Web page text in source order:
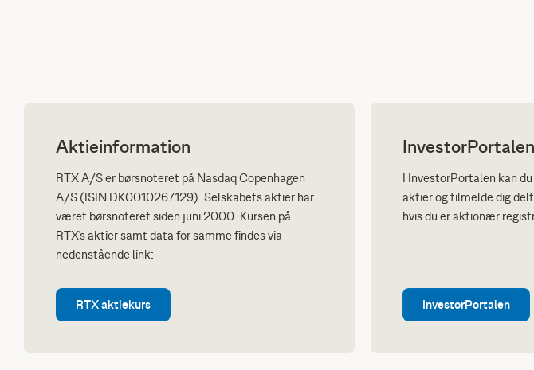
Aktieinformation
RTX A/S er børsnoteret på Nasdaq Copenhagen
A/S (ISIN DK0010267129). Selskabets aktier har
været børsnoteret siden juni 2000. Kursen på
RTX's aktier samt data for samme findes via
nedenstående link:
RTX aktiekurs
InvestorPortalen
I InvestorPortalen kan
aktier og tilmelde dig
hvis du er aktionær
InvestorPortalen